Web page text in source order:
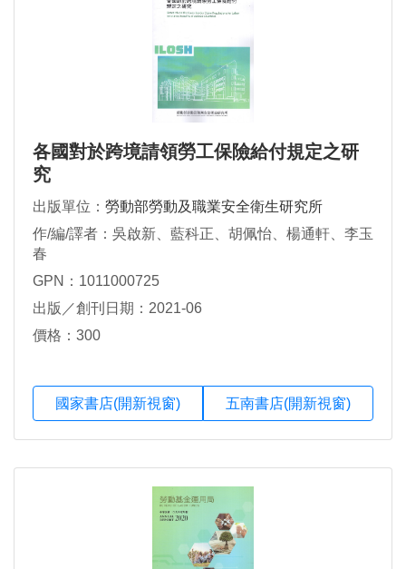
各國對於跨境請領勞工保險給付規定之研
究
出版單位： 勞動部勞動及職業安全衛生研究所
作/編/譯者：吳啟新、藍科正、胡佩怡、楊通軒、李玉
春
GPN：1011000725
出版／創刊日期：2021-06
價格：300
國家書店(開新視窗) 五南書店(開新視窗)